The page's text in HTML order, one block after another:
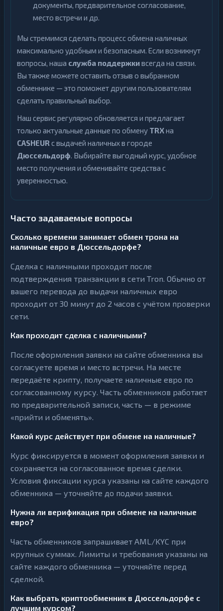
документы, предварительное согласование,
место встречи и др.
Мы стремимся сделать процесс обмена наличных
максимально удобным и безопасным. Если возникнут
вопросы, наша служба поддержкивсегда на связи.
Вы также можете оставить отзыв о выбранном
обменнике — это поможет другим пользователям
сделать правильный выбор.
Наш сервис регулярно обновляется и предлагает
только актуальные данные по обмену TRXна
CASHEUR с выдачей наличных в городе
Дюссельдорф. Выбирайте выгодный курс, удобное
место получения и обменивайте средства с
уверенностью.
Часто задаваемые вопросы
Сколько времени занимает обмен трона на
наличные евро в Дюссельдорфе?
Сделка с наличными проходит после
подтверждения транзакции в сети Tron. Обычно от
вашего перевода до выдачи наличных евро
проходит от 30 минут до 2 часов с учётом проверки
сети.
Как проходит сделка с наличными?
После оформления заявки на сайте обменника вы
согласуете время и место встречи. На месте
передаёте крипту, получаете наличные евро по
согласованному курсу. Часть обменников работает
по предварительной записи, часть — в режиме
«прийти и обменять».
Какой курс действует при обмене на наличные?
Курс фиксируется в момент оформления заявки и
сохраняется на согласованное время сделки.
Условия фиксации курса указаны на сайте каждого
обменника — уточняйте до подачи заявки.
Нужна ли верификация при обмене на наличные
евро?
Часть обменников запрашивает AML/KYC при
крупных суммах. Лимиты и требования указаны на
сайте каждого обменника — уточняйте перед
сделкой.
Как выбрать криптообменник в Дюссельдорфе с
лучшим курсом?